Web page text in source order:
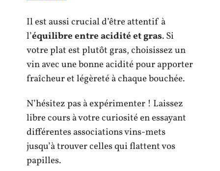
Il est aussi crucial d’être attentif à
l’équilibre entre acidité et gras. Si
votre plat est plutôt gras, choisissez un
vin avec une bonne acidité pour apporter
fraîcheur et légèreté à chaque bouchée.
N’hésitez pas à expérimenter ! Laissez
libre cours à votre curiosité en essayant
différentes associations vins-mets
jusqu’à trouver celles qui flattent vos
papilles.